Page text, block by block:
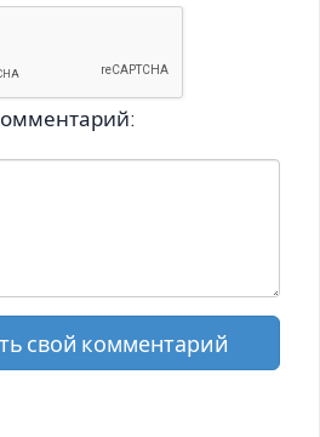
свой комментарий